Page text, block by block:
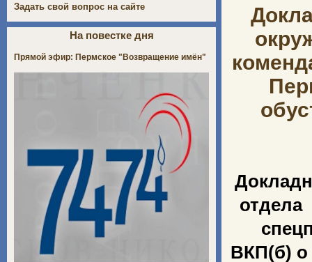
ВКП(б) о
Задать свой вопрос на сайте
На повестке дня
Прямой эфир: Пермское "Возвращение имён"